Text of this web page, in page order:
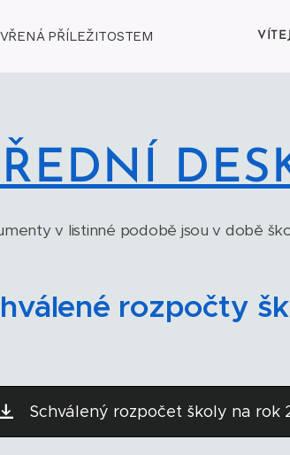
PŘÍLEŽITOSTEM
v listinné podobě jsou v době
rozpočty
Schválený rozpočet školy na rok